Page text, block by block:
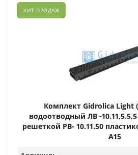
ХИТ ПРОДАЖ
Комплект Gidrolica Light
водоотводный ЛВ -
решеткой РВ- 10.11.50
A15